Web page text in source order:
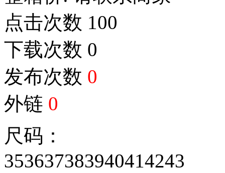
点击次数 100
下载次数 0
发布次数 0
外链 0
尺码：
353637383940414243